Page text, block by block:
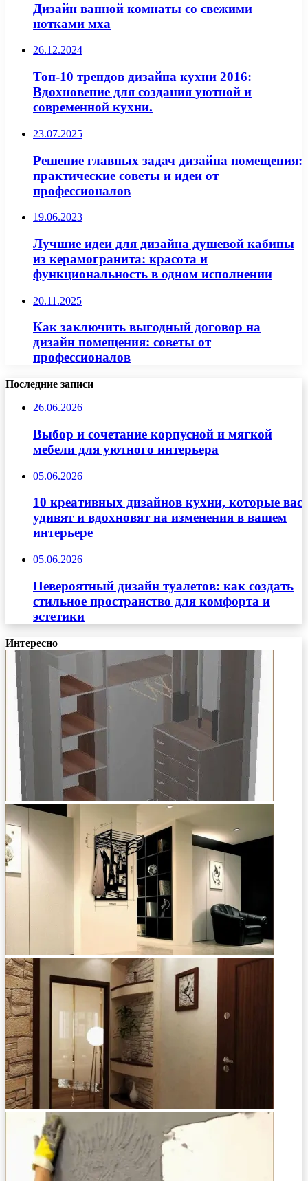
Дизайн ванной комнаты со свежими
нотками мха
26.12.2024
Топ-10 трендов дизайна кухни 2016:
Вдохновение для создания уютной и
современной кухни.
23.07.2025
Решение главных задач дизайна помещения:
практические советы и идеи от
профессионалов
19.06.2023
Лучшие идеи для дизайна душевой кабины
из керамогранита: красота и
функциональность в одном исполнении
20.11.2025
Как заключить выгодный договор на
дизайн помещения: советы от
профессионалов
Последние записи
26.06.2026
Выбор и сочетание корпусной и мягкой
мебели для уютного интерьера
05.06.2026
10 креативных дизайнов кухни, которые вас
удивят и вдохновят на изменения в вашем
интерьере
05.06.2026
Невероятный дизайн туалетов: как создать
стильное пространство для комфорта и
эстетики
Интересно